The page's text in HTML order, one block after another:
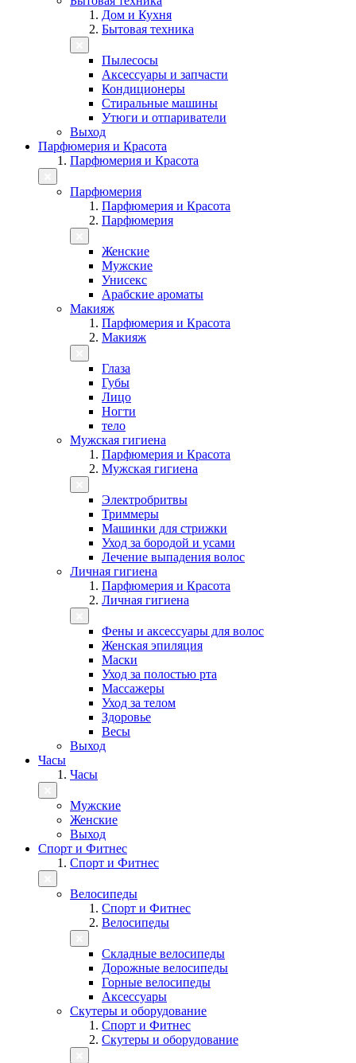
Дом и Кухня
Бытовая техника
Пылесосы
Аксессуары и запчасти
Кондиционеры
Стиральные машины
Утюги и отпариватели
Выход
Парфюмерия и Красота
Парфюмерия и Красота
Парфюмерия
Парфюмерия и Красота
Парфюмерия
Женские
Мужские
Унисекс
Арабские ароматы
Макияж
Парфюмерия и Красота
Макияж
Глаза
Губы
Лицо
Ногти
тело
Мужская гигиена
Парфюмерия и Красота
Мужская гигиена
Электробритвы
Триммеры
Машинки для стрижки
Уход за бородой и усами
Лечение выпадения волос
Личная гигиена
Парфюмерия и Красота
Личная гигиена
Фены и аксессуары для волос
Женская эпиляция
Маски
Уход за полостью рта
Массажеры
Уход за телом
Здоровье
Весы
Выход
Часы
Часы
Мужские
Женские
Выход
Спорт и Фитнес
Спорт и Фитнес
Велосипеды
Спорт и Фитнес
Велосипеды
Складные велосипеды
Дорожные велосипеды
Горные велосипеды
Аксессуары
Скутеры и оборудование
Спорт и Фитнес
Скутеры и оборудование